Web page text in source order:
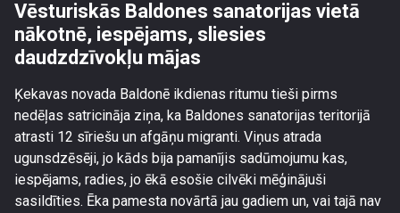
Vēsturiskās Baldones sanatorijas vietā
nākotnē, iespējams, sliesies
daudzdzīvokļu mājas
Ķekavas novada Baldonē ikdienas ritumu tieši pirms
nedēļas satricināja ziņa, ka Baldones sanatorijas teritorijā
atrasti 12 sīriešu un afgāņu migranti. Viņus atrada
ugunsdzēsēji, jo kāds bija pamanījis sadūmojumu kas,
iespējams, radies, jo ēkā esošie cilvēki mēģinājuši
sasildīties. Ēka pamesta novārtā jau gadiem un, vai tajā nav